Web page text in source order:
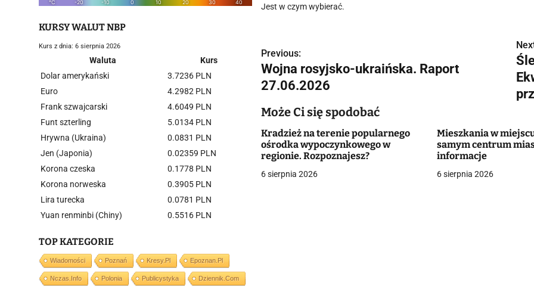
Jest w czym wybierać.
N
a
w
i
g
a
Previous:
Wojna rosyjsko-ukraińska. Raport
27.06.2026
Może Ci się spodobać
Kradzież na terenie popularnego
ośrodka wypoczynkowego w
regionie. Rozpoznajesz?
6 sierpnia 2026
Mieszkania w
samym centrum
informacje
6 sierpnia 2026
KURSY WALUT NBP
Kurs z dnia: 6 sierpnia 2026
Waluta
Kurs
Dolar amerykański
3.7236 PLN
Euro
4.2982 PLN
Frank szwajcarski
4.6049 PLN
Funt szterling
5.0134 PLN
Hrywna (Ukraina)
0.0831 PLN
Jen (Japonia)
0.02359 PLN
Korona czeska
0.1778 PLN
Korona norweska
0.3905 PLN
Lira turecka
0.0781 PLN
Yuan renminbi (Chiny)
0.5516 PLN
TOP KATEGORIE
Wiadomości Poznań Kresy.pl Epoznan.pl
Nczas.info Polonia Publicystyka Dziennik.com